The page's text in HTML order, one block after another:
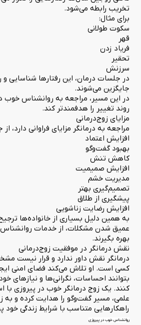
تخریب رابطه می‌شود.
برای مثال:
سکوت طولانی
قهر
فریاد زدن
تحقیر
سرزنش
در جلسات درمان، این رفتارها شناسایی و
جایگزین می‌شوند.
در این مسیر، مراجعه به روانشناس خوب
روند تغییر را هدفمندتر کند.
مزایای زوج‌درمانی
مراجعه به درمانگر مزایای فراوانی دارد، از
افزایش اعتماد
بهبود گفت‌وگو
کاهش تنش
افزایش صمیمیت
مدیریت خشم
تصمیم‌گیری بهتر
پیشگیری از طلاق
افزایش رضایت زناشویی
به همین دلیل بسیاری از خانواده‌ها
عمیق شدن مشکلات، از خدمات
بهره بگیرند.
نقش درمانگر در موفقیت زوج‌درمانی
درمانگر نقش داور ندارد و قرار نیست
کسی است. او تلاش می‌کند فضای امنی
بتوانند احساسات، نگرانی‌ها و نیازهای
کنند. یک زوج درمانگر خوب در پیروزی با
علمی، مسیر گفت‌وگو را هدایت کرده و
راهکارهایی متناسب با شرایط زندگی خود
روانشناس خوب در پیروزی